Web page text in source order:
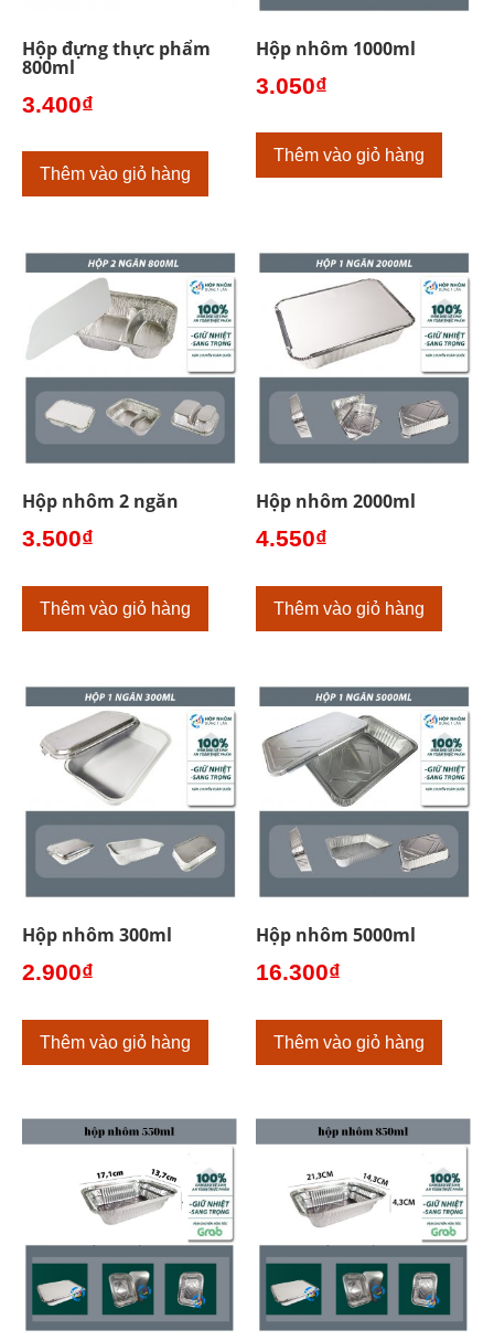
Hộp đựng thực phẩm
800ml
3.400₫
Thêm vào giỏ hàng
Hộp nhôm 1000ml
3.050₫
Thêm vào giỏ hàng
Hộp nhôm 2 ngăn
3.500₫
Thêm vào giỏ hàng
Hộp nhôm 2000ml
4.550₫
Thêm vào giỏ hàng
Hộp nhôm 300ml
2.900₫
Thêm vào giỏ hàng
Hộp nhôm 5000ml
16.300₫
Thêm vào giỏ hàng